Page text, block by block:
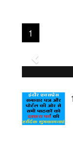
1
Previous